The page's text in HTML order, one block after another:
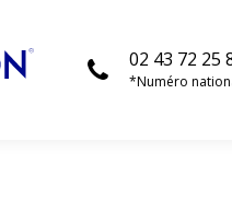
02 43 72 25
*Numéro